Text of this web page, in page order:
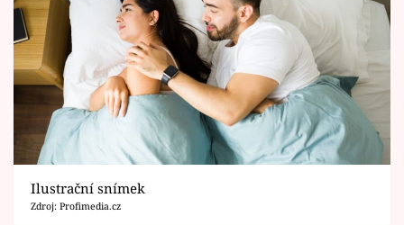
Seriály
Horoskopy
Sledujte prima+
Filmový festival Karlovy Vary
Pořady
Ilustrační snímek
Zdroj: Profimedia.cz